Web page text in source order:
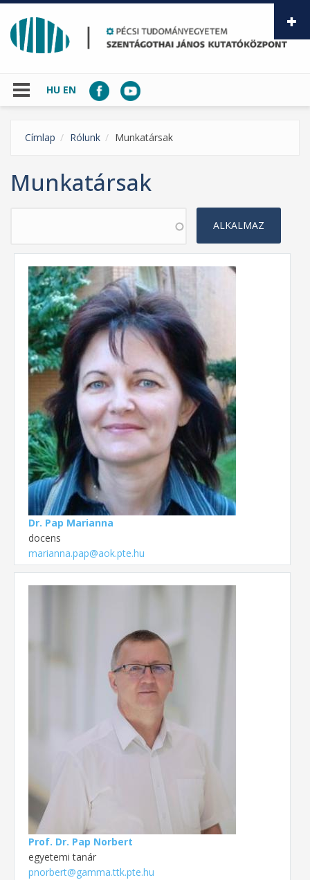
Ugrás a tartalomra
HU EN
Címlap Rólunk Munkatársak
Munkatársak
Dr. Pap Marianna
docens
marianna.pap@aok.pte.hu
Prof. Dr. Pap Norbert
egyetemi tanár
pnorbert@gamma.ttk.pte.hu